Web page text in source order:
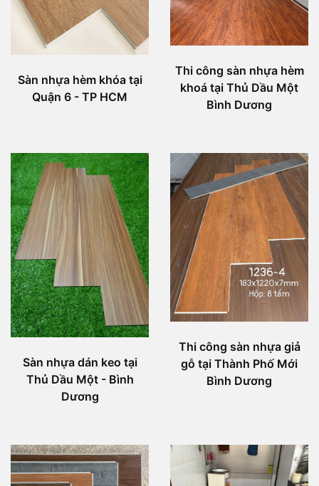
Sàn nhựa hèm khóa tại
Quận 6 - TP HCM
Thi công sàn nhựa hèm
khoá tại Thủ Dầu Một
Bình Dương
Sàn nhựa dán keo tại
Thủ Dầu Một - Bình
Dương
Thi công sàn nhựa giả
gỗ tại Thành Phố Mới
Bình Dương